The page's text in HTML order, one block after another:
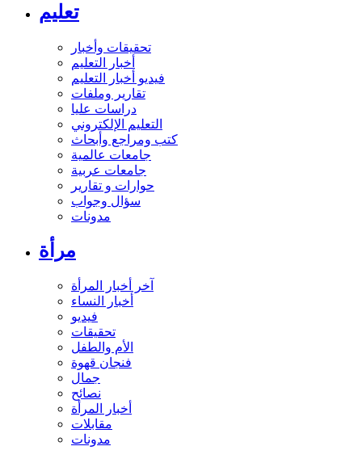
تعليم
تحقيقات وأخبار
أخبار التعليم
فيديو أخبار التعليم
تقارير وملفات
دراسات عليا
التعليم الإلكتروني
كتب ومراجع وأبحاث
جامعات عالمية
جامعات عربية
حوارات و تقارير
سؤال وجواب
مدونات
مرأة
آخر أخبار المرأة
أخبار النساء
فيديو
تحقيقات
الأم والطفل
فنجان قهوة
جمال
نصائح
أخبار المرأة
مقابلات
مدونات